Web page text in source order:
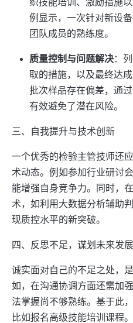
织技能培训、激励措施
例显示，一次针对新设
团队成员的熟练度。
质量控制与问题解决：
取的措施，以及最终达
批次样品存在偏差，通
有效避免了潜在风险。
三、自我提升与技术创新
一个优秀的检验主管技师还
术动态。例如参加行业研讨
能增强自身竞争力。同时，
术，如利用大数据分析辅助
现质控水平的新突破。
四、反思不足，谋划未来发展
诚实面对自己的不足之处，
如，在沟通协调方面还需加
法掌握尚不够熟练。基于此
比如报名高级技能培训课程